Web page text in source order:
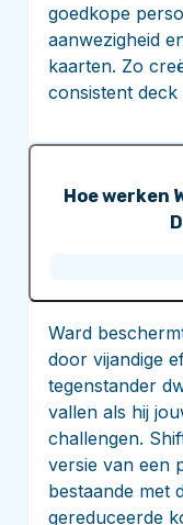
goedkope
aanwezigheid
kaarten. Zo
consistent
Hoe werken
Ward
door vijandige
tegenstander
vallen als hij
challengen.
versie van een
bestaande met
gereduceerde